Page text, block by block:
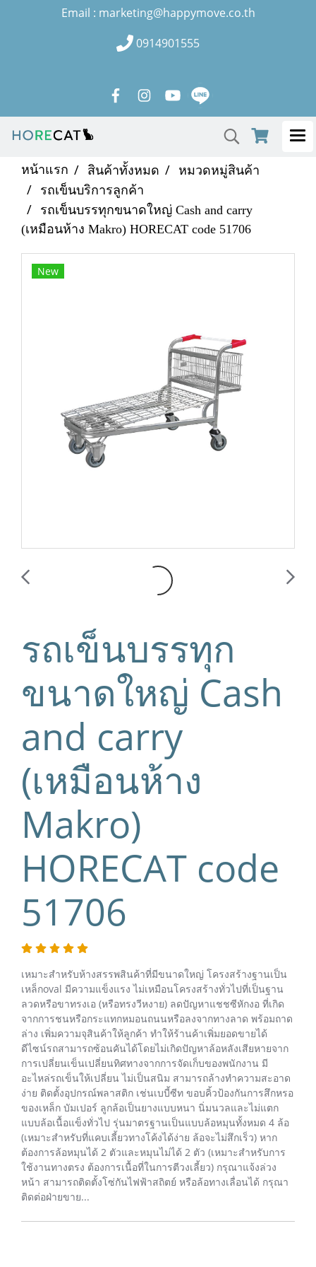
Email : marketing@happymove.co.th
0914901555
หน้าแรก สินค้าทั้งหมด
หมวดหมู่สินค้า
รถเข็นบริการลูกค้า
รถเข็นบรรทุกขนาดใหญ่ Cash and carry
(เหมือนห้าง Makro) HORECAT code 51706
New
รถเข็นบรรทุก
ขนาดใหญ่ Cash
and carry
(เหมือนห้าง
Makro)
HORECAT code
51706
เหมาะสำหรับห้างสรรพสินค้าที่มีขนาดใหญ่ โครงสร้างฐานเป็น
เหล็กoval มีความแข็งแรง ไม่เหมือนโครงสร้างทั่วไปที่เป็นฐาน
ลวดหรือขาทรงเอ (หรือทรงวีหงาย) ลดปัญหาแชชซีหักงอ ที่เกิด
จากการชนหรือกระแทกหมอนถนนหรือลงจากทางลาด พร้อมถาด
ล่าง เพิ่มความจุสินค้าให้ลูกค้า ทำให้ร้านค้าเพิ่มยอดขายได้
ดีไซน์รถสามารถซ้อนคันได้โดยไม่เกิดปัญหาล้อหลังเสียหายจาก
การเปลี่ยนเข็นเปลี่ยนทิศทางจากการจัดเก็บของพนักงาน มี
อะไหล่รถเข็นให้เปลี่ยน ไม่เป็นสนิม สามารถล้างทำความสะอาด
ง่าย ติดตั้งอุปกรณ์พลาสติก เช่นเบบี้ซีท ขอบคิ้วป้องกันการสึกหรอ
ของเหล็ก บัมเปอร์ ลูกล้อเป็นยางแบบหนา นิ่มนวลและไม่แตก
แบบล้อเนื้อแข็งทั่วไป รุ่นมาตรฐานเป็นแบบล้อหมุนทั้งหมด 4 ล้อ
(เหมาะสำหรับที่แคบเลี้ยวทางโค้งได้ง่าย ล้อจะไม่สึกเร็ว) หาก
ต้องการล้อหมุนได้ 2 ตัวและหมุนไม่ได้ 2 ตัว (เหมาะสำหรับการ
ใช้งานทางตรง ต้องการเนื้อที่ในการตีวงเลี้ยว) กรุณาแจ้งล่วง
หน้า สามารถติดตั้งโซ่กันไฟฟ้าสถิตย์ หรือล้อทางเลื่อนได้ กรุณา
ติดต่อฝ่ายขาย...